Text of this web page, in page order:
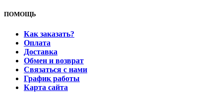
ПОМОЩЬ
Как заказать?
Оплата
Доставка
Обмен и возврат
Связаться с нами
График работы
Карта сайта